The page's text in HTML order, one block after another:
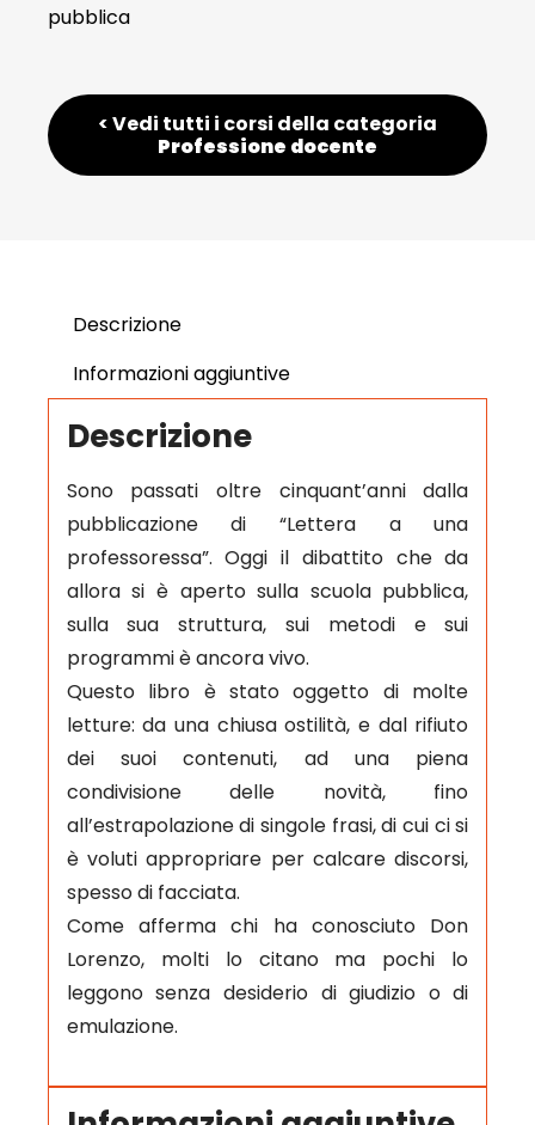
pubblica
< Vedi tutti i corsi della categoria
Professione docente
Descrizione
Informazioni aggiuntive
Descrizione
Sono passati oltre cinquant’anni dalla
pubblicazione di “Lettera a una
professoressa”. Oggi il dibattito che da
allora si è aperto sulla scuola pubblica,
sulla sua struttura, sui metodi e sui
programmi è ancora vivo.
Questo libro è stato oggetto di molte
letture: da una chiusa ostilità, e dal rifiuto
dei suoi contenuti, ad una piena
condivisione delle novità, fino
all’estrapolazione di singole frasi, di cui ci si
è voluti appropriare per calcare discorsi,
spesso di facciata.
Come afferma chi ha conosciuto Don
Lorenzo, molti lo citano ma pochi lo
leggono senza desiderio di giudizio o di
emulazione.